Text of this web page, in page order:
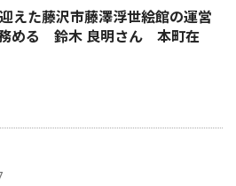
えた藤沢市藤澤浮世絵館の運営
める 鈴木 良明さん 本町在